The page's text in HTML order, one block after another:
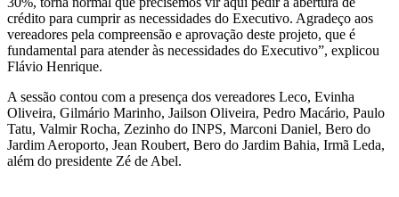
crédito para cumprir as necessidades do Executivo. Agradeço aos
vereadores pela compreensão e aprovação deste projeto, que é
fundamental para atender às necessidades do Executivo”, explicou
Flávio Henrique.
A sessão contou com a presença dos vereadores Leco, Evinha
Oliveira, Gilmário Marinho, Jailson Oliveira, Pedro Macário, Paulo
Tatu, Valmir Rocha, Zezinho do INPS, Marconi Daniel, Bero do
Jardim Aeroporto, Jean Roubert, Bero do Jardim Bahia, Irmã Leda,
além do presidente Zé de Abel.